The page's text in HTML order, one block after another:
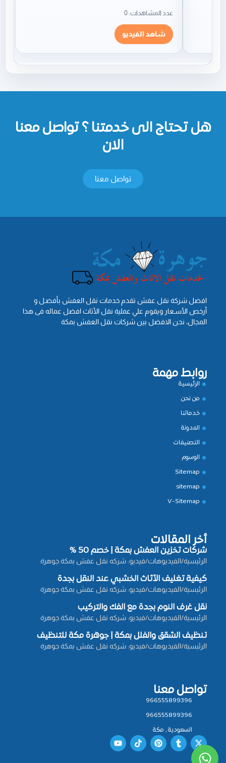
عدد المشاهدات: 0
شاهد الفيديو
هل تحتاج الى خدمتنا ؟ تواصل معنا
الان
تواصل معنا
افضل شركة نقل عفش تقدم خدمات نقل العفش بأفضـل و
أرخص الأسـعار ويقوم علي عملية نقل الأثاث افضل عماله فى هذا
المجال، نحن الافضل بين شركات نقل العفش بمكة
روابط مهمة
الرئيسية
من نحن
خدماتنا
المدونة
التصنيفات
الوسوم
Sitemap
sitemap
V-Sitemap
أخر المقالات
شركات تخزين العفش بمكة | خصم 50 %
الرئيسية/الفيديوهات/فيديو: شركه نقل عفش بمكة جوهرة
كيفية تغليف الأثاث الخشبي عند النقل بجدة
الرئيسية/الفيديوهات/فيديو: شركه نقل عفش بمكة جوهرة
نقل غرف النوم بجدة مع الفك والتركيب
الرئيسية/الفيديوهات/فيديو: شركه نقل عفش بمكة جوهرة
تنظيف الشقق والفلل بمكة | جوهرة مكة للتنظيف
الرئيسية/الفيديوهات/فيديو: شركه نقل عفش بمكة جوهرة
تواصل معنا
966555899396
966555899396
السعودية , مكة
X
-
t
T
u
P
i
T
i
Y
o